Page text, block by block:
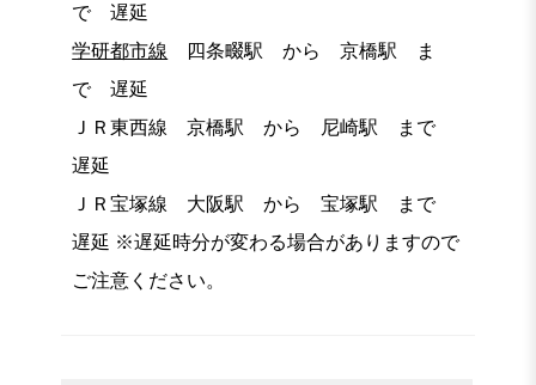
で 遅延
学研都市線 四条畷駅 から 京橋駅 ま
で 遅延
ＪＲ東西線 京橋駅 から 尼崎駅 まで
遅延
ＪＲ宝塚線 大阪駅 から 宝塚駅 まで
遅延 ※遅延時分が変わる場合がありますので
ご注意ください。